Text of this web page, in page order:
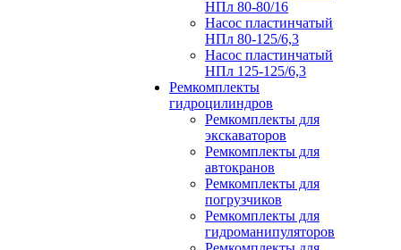
НПл 80-80/16
Насос пластинчатый
НПл 80-125/6,3
Насос пластинчатый
НПл 125-125/6,3
Ремкомплекты
гидроцилиндров
Ремкомплекты для
экскаваторов
Ремкомплекты для
автокранов
Ремкомплекты для
погрузчиков
Ремкомплекты для
гидроманипуляторов